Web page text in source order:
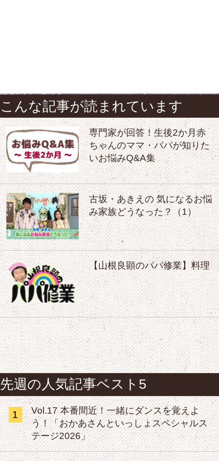
こんな記事が読まれています
専門家が回答！生後2か月赤
ちゃんのママ・パパが知りた
いお悩みQ&A集
古坂・あきえの 気になるお悩
み家族どうなった？（1）
【山根良顕のパパ修業】料理
先週の人気記事ベスト5
1
Vol.17 本番間近！一緒にダンスを覚えよ
う！「おかあさんといっしょスペシャルス
テージ2026」